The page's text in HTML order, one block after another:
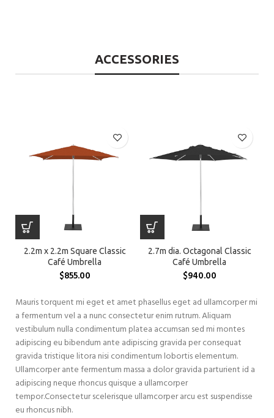
ACCESSORIES
2.2m x 2.2m Square Classic
Café Umbrella
$855.00
2.7m dia. Octagonal Classic
Café Umbrella
$940.00
Mauris torquent mi eget et amet phasellus eget ad ullamcorper mi
a fermentum vel a a nunc consectetur enim rutrum. Aliquam
vestibulum nulla condimentum platea accumsan sed mi montes
adipiscing eu bibendum ante adipiscing gravida per consequat
gravida tristique litora nisi condimentum lobortis elementum.
Ullamcorper ante fermentum massa a dolor gravida parturient id a
adipiscing neque rhoncus quisque a ullamcorper
tempor.Consectetur scelerisque ullamcorper arcu est suspendisse
eu rhoncus nibh.